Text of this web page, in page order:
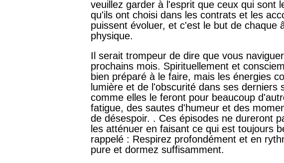
veuillez garder à l'esprit que ceux qui sont
qu'ils ont choisi dans les contrats et les
puissent évoluer, et c'est le but de chaque
physique.
Il serait trompeur de dire que vous
prochains mois. Spirituellement et
bien préparé à le faire, mais les énergies
lumière et de l'obscurité dans ses derniers
comme elles le feront pour beaucoup
fatigue, des sautes d'humeur et des
de désespoir. . Ces épisodes ne dureront
les atténuer en faisant ce qui est toujours
rappelé : Respirez profondément et en
pure et dormez suffisamment.